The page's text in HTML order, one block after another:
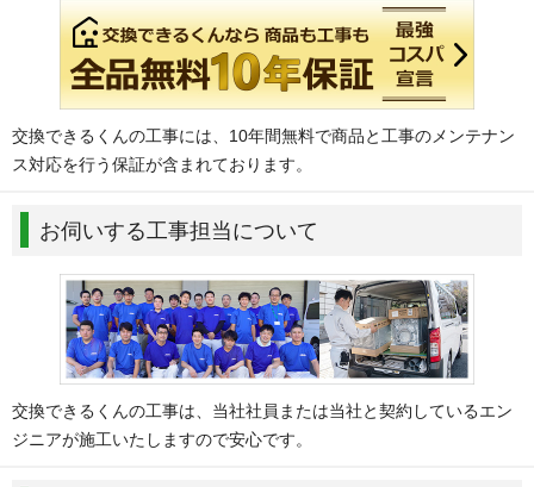
交換できるくんの工事には、10年間無料で商品と工事のメンテナン
ス対応を行う保証が含まれております。
お伺いする工事担当について
交換できるくんの工事は、当社社員または当社と契約しているエン
ジニアが施工いたしますので安心です。